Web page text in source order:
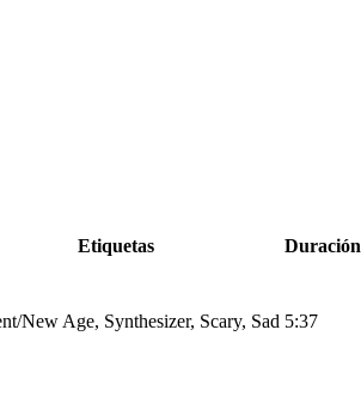
Etiquetas Duración
New Age, Synthesizer, Scary, Sad 5:37